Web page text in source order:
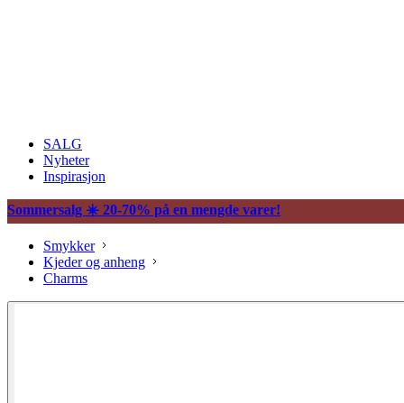
SALG
Nyheter
Inspirasjon
Sommersalg ☀️ 20-70% på en mengde varer!
Smykker
Kjeder og anheng
Charms